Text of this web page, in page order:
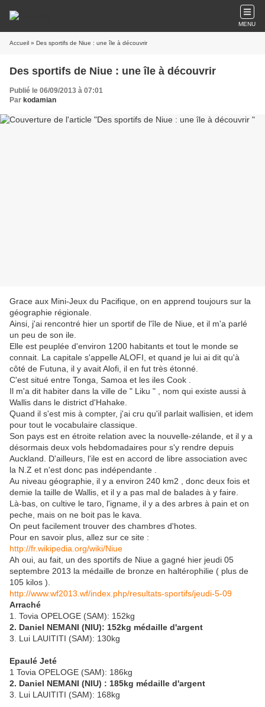
MENU
Accueil » Des sportifs de Niue : une île à découvrir
Des sportifs de Niue : une île à découvrir
Publié le 06/09/2013 à 07:01
Par kodamian
Grace aux Mini-Jeux du Pacifique, on en apprend toujours sur la
géographie régionale.
Ainsi, j'ai rencontré hier un sportif de l'île de Niue, et il m'a parlé
un peu de son ile.
Elle est peuplée d'environ 1200 habitants et tout le monde se
connait. La capitale s'appelle ALOFI, et quand je lui ai dit qu'à
côté de Futuna, il y avait Alofi, il en fut très étonné.
C'est situé entre Tonga, Samoa et les iles Cook .
Il m'a dit habiter dans la ville de " Liku " , nom qui existe aussi à
Wallis dans le district d'Hahake.
Quand il s'est mis à compter, j'ai cru qu'il parlait wallisien, et idem
pour tout le vocabulaire classique.
Son pays est en étroite relation avec la nouvelle-zélande, et il y a
désormais deux vols hebdomadaires pour s'y rendre depuis
Auckland. D'ailleurs, l'ile est en accord de libre association avec
la N.Z et n'est donc pas indépendante .
Au niveau géographie, il y a environ 240 km2 , donc deux fois et
demie la taille de Wallis, et il y a pas mal de balades à y faire.
Là-bas, on cultive le taro, l'igname, il y a des arbres à pain et on
peche, mais on ne boit pas le kava.
On peut facilement trouver des chambres d'hotes.
Pour en savoir plus, allez sur ce site :
http://fr.wikipedia.org/wiki/Niue
Ah oui, au fait, un des sportifs de Niue a gagné hier jeudi 05
septembre 2013 la médaille de bronze en haltérophilie ( plus de
105 kilos ).
http://www.wf2013.wf/index.php/resultats-sportifs/jeudi-5-09
Arraché
1. Tovia OPELOGE (SAM): 152kg
2. Daniel NEMANI (NIU): 152kg médaille d'argent
3. Lui LAUITITI (SAM): 130kg
Epaulé Jeté
1 Tovia OPELOGE (SAM): 186kg
2. Daniel NEMANI (NIU) : 185kg médaille d'argent
3. Lui LAUITITI (SAM): 168kg